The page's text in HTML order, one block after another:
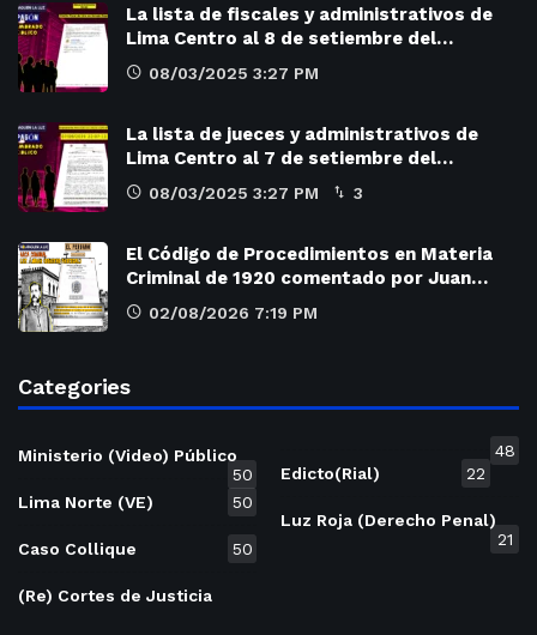
La lista de fiscales y administrativos de
Lima Centro al 8 de setiembre del…
08/03/2025 3:27 PM
La lista de jueces y administrativos de
Lima Centro al 7 de setiembre del…
08/03/2025 3:27 PM 3
El Código de Procedimientos en Materia
Criminal de 1920 comentado por Juan…
02/08/2026 7:19 PM
Categories
Ministerio (Video) Público
50
Lima Norte (VE)
50
Caso Collique 50
(Re) Cortes de Justicia
48
Edicto(Rial)
22
Luz Roja (Derecho Penal)
21